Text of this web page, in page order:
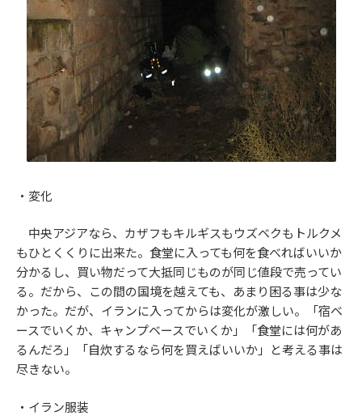
・変化
中央アジアなら、カザフもキルギスもウズベクもトルクメ
もひとくくりに出来た。食堂に入っても何を食べればいいか
分かるし、買い物だって大抵同じものが同じ値段で売ってい
る。だから、この間の国境を越えても、あまり困る事は少な
かった。だが、イランに入ってからは変化が激しい。「宿ベ
ースでいくか、キャンプベースでいくか」「食堂には何があ
るんだろ」「自炊するなら何を買えばいいか」と考える事は
尽きない。
・イラン服装